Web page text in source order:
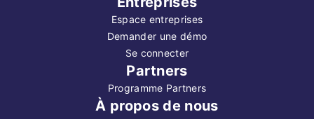
Espace entreprises
Demander une démo
Se connecter
Partners
Programme Partners
À propos de nous